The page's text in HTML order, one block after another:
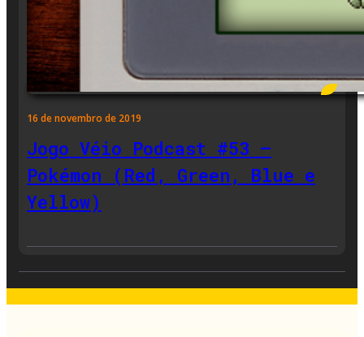
16 de novembro de 2019
Jogo Véio Podcast #53 –
Pokémon (Red, Green, Blue e
Yellow)